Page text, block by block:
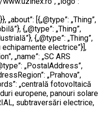
[{„@type”: „Thing”,
{„@type”: „Thing”,
{„@type”: „Thing”,
echipamente electrice”}],
„name”: „SC ARS
„PostalAddress”,
„Prahova”,
„centrală fotovoltaică
europene, panouri solare
subtraversări electrice,